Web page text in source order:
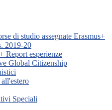
di studio assegnate Erasmus+
2019-20
Report esperienze
Global Citizenship
Speciali